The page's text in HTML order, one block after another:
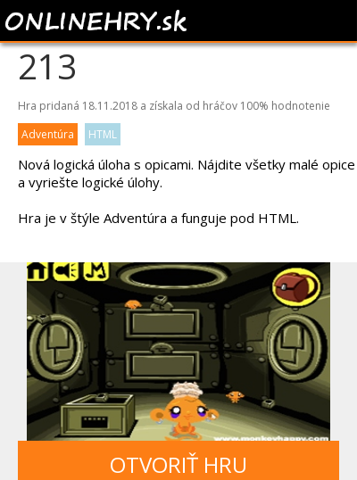
MONKEY GO HAPPY
213
Hra pridaná 18.11.2018 a získala od hráčov 100% hodnotenie
Adventúra
HTML
Nová logická úloha s opicami. Nájdite všetky malé opice
a vyriešte logické úlohy.
Hra je v štýle Adventúra a funguje pod HTML.
OTVORIŤ HRU